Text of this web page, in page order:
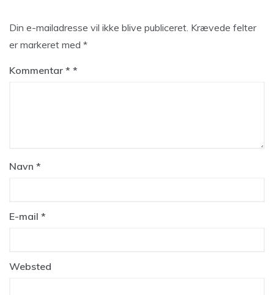
Din e-mailadresse vil ikke blive publiceret. Krævede felter
er markeret med *
Kommentar *
Navn *
E-mail *
Websted